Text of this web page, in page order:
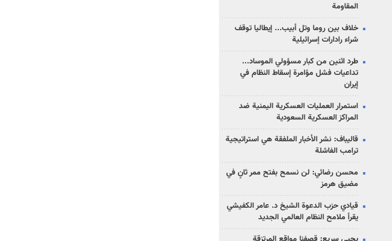
المقاومة
خلاف بين روما وتل أبيب... إيطاليا توقف
شراء رادارات إسرائيلية
طرد اثنين من كبار مسؤولي الموساد...
تداعيات فشل مؤامرة إسقاط النظام في
إيران
استمرار العمليات العسكرية اليمنية ضد
المراكز العسكرية السعودية
قاليباف: نشر الأخبار الملفقة هي استراتيجية
ترامب الفاشلة
محسن رضائي: لن نسمح بفتح ممر ثانٍ في
مضيق هرمز
قيادي حزب الدعوة الشيخ د. عامر الكفيشي
يقرأ ملامح النظام العالمي الجديد